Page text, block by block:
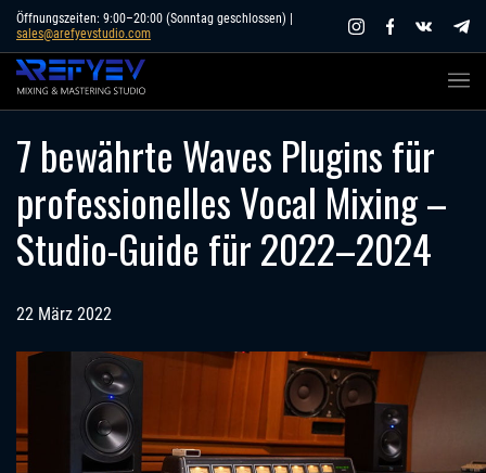
Skip
content
Öffnungszeiten: 9:00–20:00 (Sonntag geschlossen) |
sales@arefyevstudio.com
7 bewährte Waves Plugins für
professionelles Vocal Mixing –
Studio-Guide für 2022–2024
22 März 2022